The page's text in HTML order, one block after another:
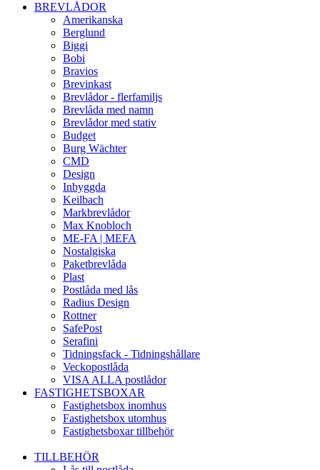
BREVLÅDOR
Amerikanska
Berglund
Biggi
Bobi
Bravios
Brevinkast
Brevlådor - flerfamiljs
Brevlåda med namn
Brevlådor med stativ
Budget
Burg Wächter
CMD
Design
Inbyggda
Keilbach
Markbrevlådor
Max Knobloch
ME-FA | MEFA
Nostalgiska
Paketbrevlåda
Plast
Postlåda med lås
Radius Design
Rottner
SafePost
Serafini
Tidningsfack - Tidningshållare
Veckopostlåda
VISA ALLA postlådor
FASTIGHETSBOXAR
Fastighetsbox inomhus
Fastighetsbox utomhus
Fastighetsboxar tillbehör
TILLBEHÖR